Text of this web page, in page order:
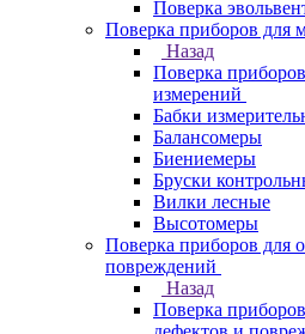
Поверка
Поверка приборов для
Назад
Поверка
измерений
Бабки
Балансомеры
Биениемеры
Бруски
Вилки лесные
Высотомеры
Поверка приборов для
повреждений
Назад
Поверка